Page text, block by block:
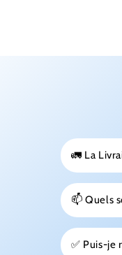
🚛 La
📫 Quels
✅ Puis-je